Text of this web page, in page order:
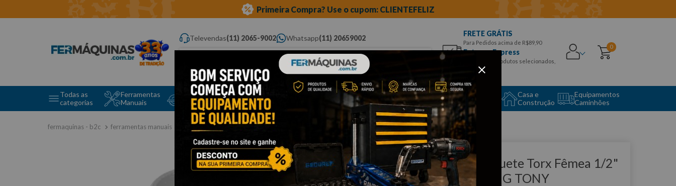
Primeira Compra? Use o cupom: CLIENTEFELIZ
Televendas(11) 2065-9002 Whatsapp(11) 20659002
Digite aqui o que você procura...
FRETE GRÁTIS
Para Pedidos acima de R$89,90
Entrega Express
para CEPS e produtos selecionados,
Aproveite!
0
Todas as
categorias
Ferramentas
Manuais
Ferramentas Elétricas
e Máquinas
Ferramentas
Ferramentas
Automotivas Especiais
Equipamento
Auto Center
Casa e
Construção
Equipamentos
Caminhões
ferramentas manuais soquete tipo tork
Clique e veja!
Chave Soquete Torx Fêmea 1/2"
x E20 - KING TONY